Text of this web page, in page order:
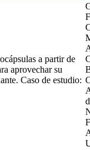
a partir de
aprovechar su
Caso de estudio: